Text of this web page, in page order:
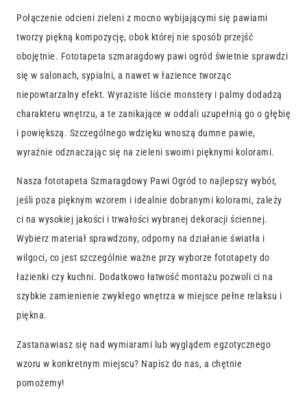
Połączenie odcieni zieleni z mocno wybijającymi się pawiami
tworzy piękną kompozycję, obok której nie sposób przejść
obojętnie. Fototapeta szmaragdowy pawi ogród świetnie sprawdzi
się w salonach, sypialni, a nawet w łazience tworząc
niepowtarzalny efekt. Wyraziste liście monstery i palmy dodadzą
charakteru wnętrzu, a te zanikające w oddali uzupełnią go o głębię
i powiększą. Szczególnego wdzięku wnoszą dumne pawie,
wyraźnie odznaczając się na zieleni swoimi pięknymi kolorami.
Nasza fototapeta Szmaragdowy Pawi Ogród to najlepszy wybór,
jeśli poza pięknym wzorem i idealnie dobranymi kolorami, zależy
ci na wysokiej jakości i trwałości wybranej dekoracji ściennej.
Wybierz materiał sprawdzony, odporny na działanie światła i
wilgoci, co jest szczególnie ważne przy wyborze fototapety do
łazienki czy kuchni. Dodatkowo łatwość montażu pozwoli ci na
szybkie zamienienie zwykłego wnętrza w miejsce pełne relaksu i
piękna.
Zastanawiasz się nad wymiarami lub wyglądem egzotycznego
wzoru w konkretnym miejscu? Napisz do nas, a chętnie
pomożemy!